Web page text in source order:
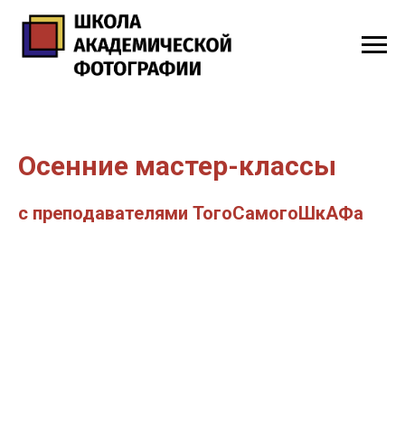
Осенние мастер-классы
с преподавателями ТогоСамогоШкАФа